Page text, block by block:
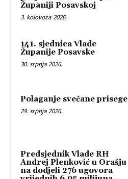
Županiji Posavskoj
3. kolovoza 2026.
141. sjednica Vlade
Županije Posavske
30. srpnja 2026.
Polaganje svečane prisege
29. srpnja 2026.
Predsjednik Vlade RH
Andrej Plenković u Orašju
na dodjeli 276 ugovora